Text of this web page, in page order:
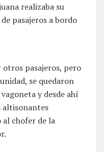
realizaba su
pasajeros a bordo
pasajeros, pero
se quedaron
y desde ahí
altisonantes
chofer de la